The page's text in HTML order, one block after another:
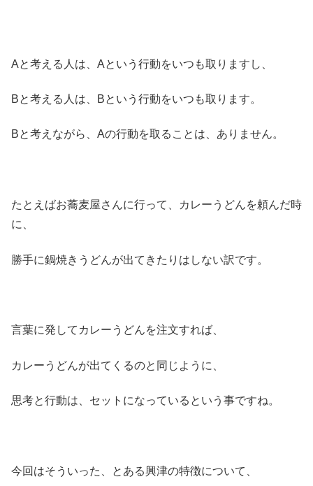
Aと考える人は、Aという行動をいつも取りますし、
Bと考える人は、Bという行動をいつも取ります。
Bと考えながら、Aの行動を取ることは、ありません。
たとえばお蕎麦屋さんに行って、カレーうどんを頼んだ時
に、
勝手に鍋焼きうどんが出てきたりはしない訳です。
言葉に発してカレーうどんを注文すれば、
カレーうどんが出てくるのと同じように、
思考と行動は、セットになっているという事ですね。
今回はそういった、とある興津の特徴について、